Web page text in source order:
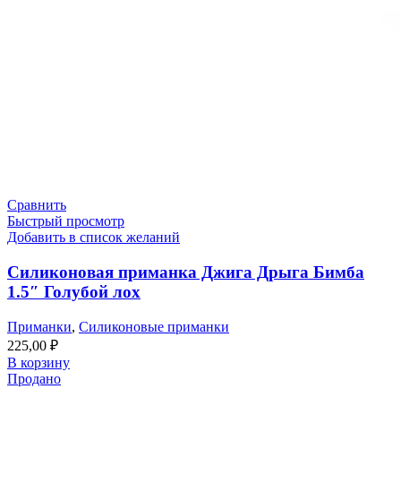
Сравнить
Быстрый просмотр
Добавить в список желаний
Силиконовая приманка Джига Дрыга Бимба
1.5″ Голубой лох
Приманки, Силиконовые приманки
225,00 ₽
В корзину
Продано